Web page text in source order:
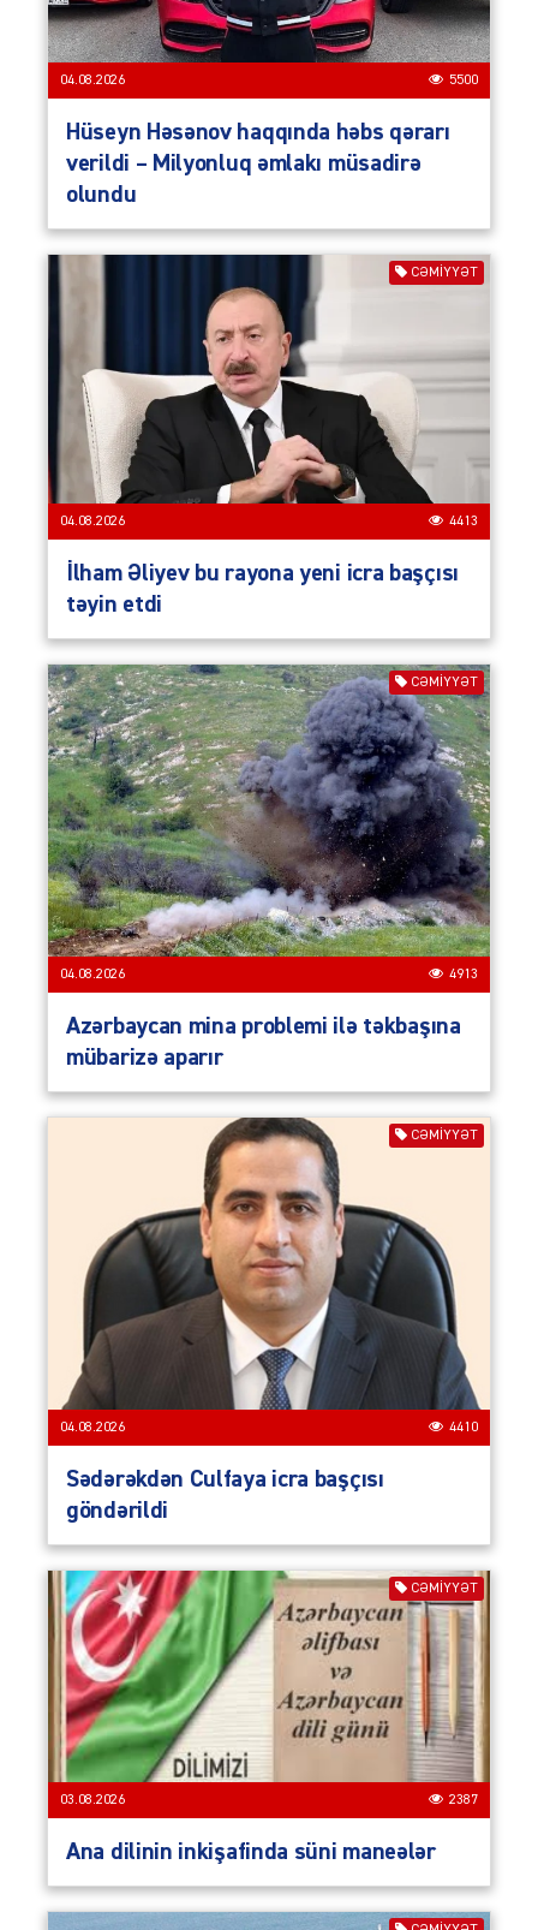
04.08.2026 5500
Hüseyn Həsənov haqqında həbs qərarı
verildi – Milyonluq əmlakı müsadirə
olundu
CƏMIYYƏT
04.08.2026 4413
İlham Əliyev bu rayona yeni icra başçısı
təyin etdi
CƏMIYYƏT
04.08.2026 4913
Azərbaycan mina problemi ilə təkbaşına
mübarizə aparır
CƏMIYYƏT
04.08.2026 4410
Sədərəkdən Culfaya icra başçısı
göndərildi
CƏMIYYƏT
03.08.2026 2387
Ana dilinin inkişafinda süni maneələr